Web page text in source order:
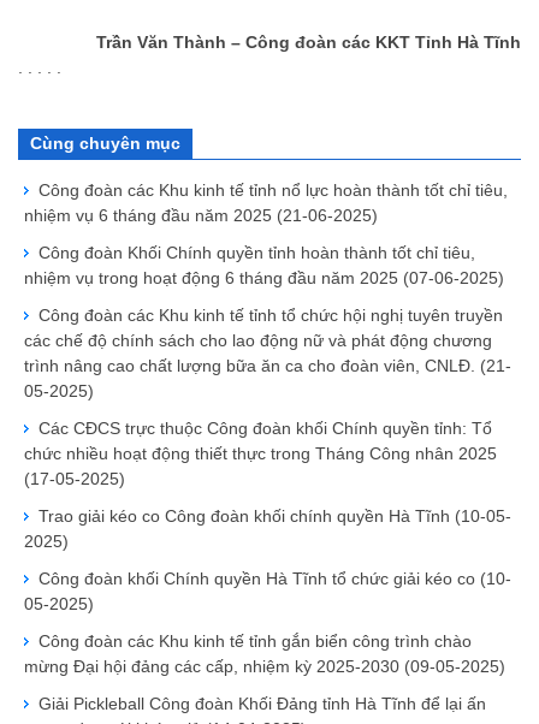
Trần Văn Thành – Công đoàn các KKT Tỉnh Hà Tĩnh
Cùng chuyên mục
Công đoàn các Khu kinh tế tỉnh nổ lực hoàn thành tốt chỉ tiêu,
nhiệm vụ 6 tháng đầu năm 2025 (21-06-2025)
Công đoàn Khối Chính quyền tỉnh hoàn thành tốt chỉ tiêu,
nhiệm vụ trong hoạt động 6 tháng đầu năm 2025 (07-06-2025)
Công đoàn các Khu kinh tế tỉnh tổ chức hội nghị tuyên truyền
các chế độ chính sách cho lao động nữ và phát động chương
trình nâng cao chất lượng bữa ăn ca cho đoàn viên, CNLĐ. (21-
05-2025)
Các CĐCS trực thuộc Công đoàn khối Chính quyền tỉnh: Tổ
chức nhiều hoạt động thiết thực trong Tháng Công nhân 2025
(17-05-2025)
Trao giải kéo co Công đoàn khối chính quyền Hà Tĩnh (10-05-
2025)
Công đoàn khối Chính quyền Hà Tĩnh tổ chức giải kéo co (10-
05-2025)
Công đoàn các Khu kinh tế tỉnh gắn biển công trình chào
mừng Đại hội đảng các cấp, nhiệm kỳ 2025-2030 (09-05-2025)
Giải Pickleball Công đoàn Khối Đảng tỉnh Hà Tĩnh để lại ấn